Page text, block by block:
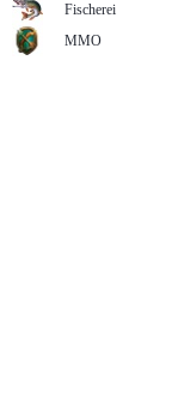
Fischerei
MMO